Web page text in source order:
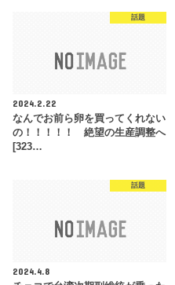
話題
2024.2.22
なんでお前ら卵を買ってくれない
の！！！！！ 絶望の生産調整へ
[323…
話題
2024.4.8